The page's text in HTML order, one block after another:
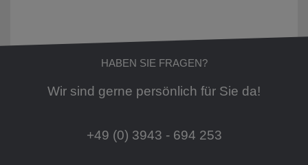
HABEN SIE FRAGEN?
Wir sind gerne persönlich für Sie da!
+49 (0) 3943 - 694 253